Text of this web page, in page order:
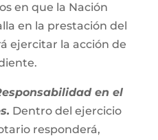
en que la Nación
en la prestación del
ejercitar la acción de
en el
Dentro del ejercicio
responderá,